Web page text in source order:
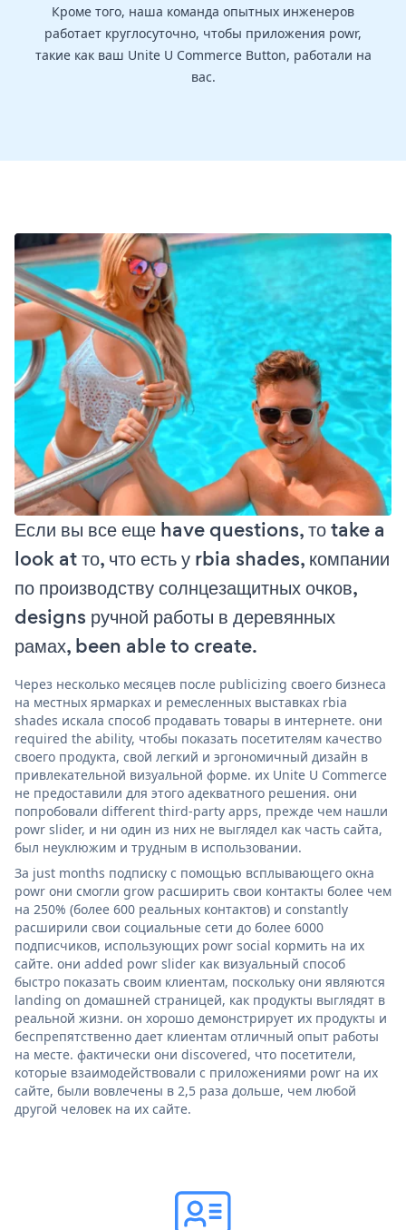
Кроме того, наша команда опытных инженеров
работает круглосуточно, чтобы приложения powr,
такие как ваш Unite U Commerce Button, работали на
вас.
Если вы все еще have questions, то take a
look at то, что есть у rbia shades, компании
по производству солнцезащитных очков,
designs ручной работы в деревянных
рамах, been able to create.
Через несколько месяцев после publicizing своего бизнеса
на местных ярмарках и ремесленных выставках rbia
shades искала способ продавать товары в интернете. они
required the ability, чтобы показать посетителям качество
своего продукта, свой легкий и эргономичный дизайн в
привлекательной визуальной форме. их Unite U Commerce
не предоставили для этого адекватного решения. они
попробовали different third-party apps, прежде чем нашли
powr slider, и ни один из них не выглядел как часть сайта,
был неуклюжим и трудным в использовании.
За just months подписку с помощью всплывающего окна
powr они смогли grow расширить свои контакты более чем
на 250% (более 600 реальных контактов) и constantly
расширили свои социальные сети до более 6000
подписчиков, использующих powr social кормить на их
сайте. они added powr slider как визуальный способ
быстро показать своим клиентам, поскольку они являются
landing on домашней страницей, как продукты выглядят в
реальной жизни. он хорошо демонстрирует их продукты и
беспрепятственно дает клиентам отличный опыт работы
на месте. фактически они discovered, что посетители,
которые взаимодействовали с приложениями powr на их
сайте, были вовлечены в 2,5 раза дольше, чем любой
другой человек на их сайте.